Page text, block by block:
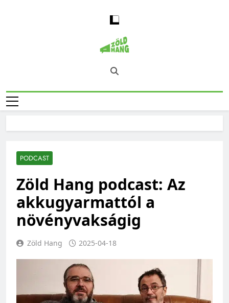
Magyarország
Zöld Hangja
Zöld Hang – Természet, Klímaváltozás,
Fenntarthatóság, Jövő
PODCAST
Zöld Hang podcast: Az
akkugyarmattól a
növényvakságig
Zöld Hang 2025-04-18